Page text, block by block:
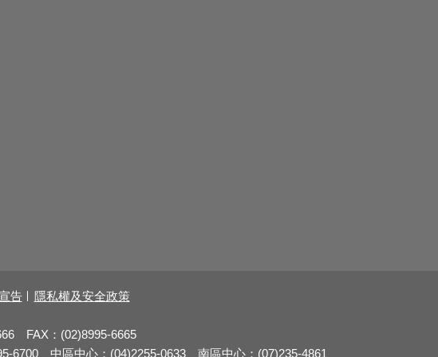
告 隱私權及安全政策
FAX：(02)8995-6665
6700 中區中心：(04)2255-0633 南區中心：(07)235-4861